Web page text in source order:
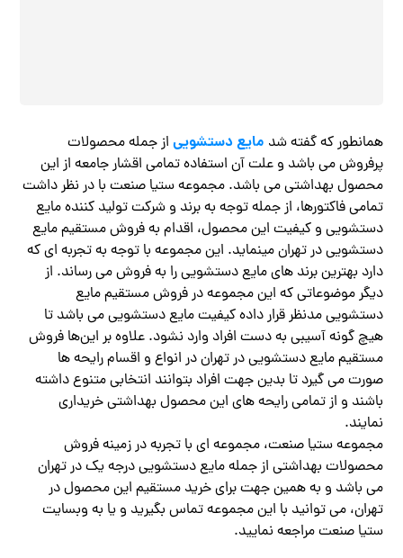
همانطور که گفته شد مایع دستشویی از جمله محصولات
پرفروش می باشد و علت آن استفاده تمامی اقشار جامعه از این
محصول بهداشتی می باشد. مجموعه ستیا صنعت با در نظر داشت
تمامی فاکتورها، از جمله توجه به برند و شرکت تولید کننده مایع
دستشویی و کیفیت این محصول، اقدام به فروش مستقیم مایع
دستشویی در تهران مینماید. این مجموعه با توجه به تجربه ای که
دارد بهترین برند های مایع دستشویی را به فروش می رساند. از
دیگر موضوعاتی که این مجموعه در فروش مستقیم مایع
دستشویی مدنظر قرار داده کیفیت مایع دستشویی می باشد تا
هیچ گونه آسیبی به دست افراد وارد نشود. علاوه بر این‌ها فروش
مستقیم مایع دستشویی در تهران در انواع و اقسام رایحه ها
صورت می گیرد تا بدین جهت افراد بتوانند انتخابی متنوع داشته
باشند و از تمامی رایحه های این محصول بهداشتی خریداری
نمایند.
مجموعه ستیا صنعت، مجموعه ای با تجربه در زمینه فروش
محصولات بهداشتی از جمله مایع دستشویی درجه یک در تهران
می باشد و به همین جهت برای خرید مستقیم این محصول در
تهران، می توانید با این مجموعه تماس بگیرید و یا به وبسایت
ستیا صنعت مراجعه نمایید.